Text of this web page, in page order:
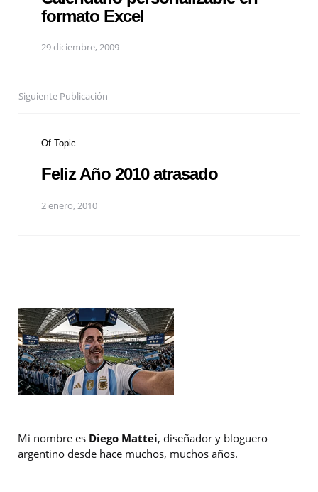
formato Excel
29 diciembre, 2009
Siguiente Publicación
Of Topic
Feliz Año 2010 atrasado
2 enero, 2010
Mi nombre es Diego Mattei, diseñador y bloguero
argentino desde hace muchos, muchos años.